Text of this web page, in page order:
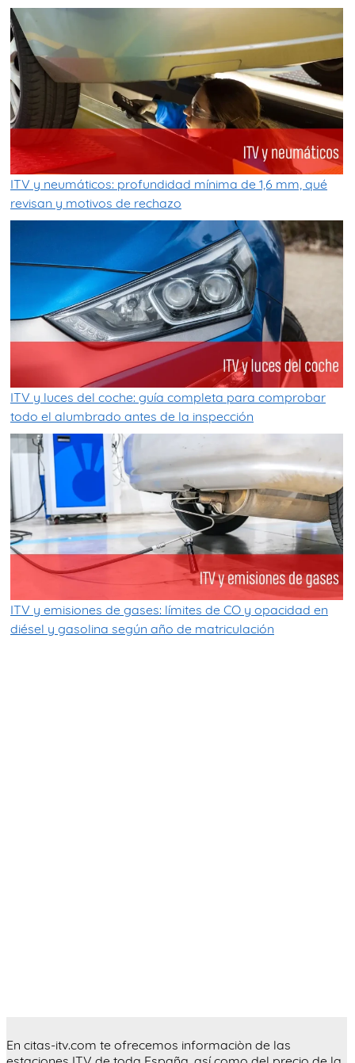
ITV y neumáticos: profundidad mínima de 1,6 mm, qué
revisan y motivos de rechazo
ITV y luces del coche: guía completa para comprobar
todo el alumbrado antes de la inspección
ITV y emisiones de gases: límites de CO y opacidad en
diésel y gasolina según año de matriculación
En citas-itv.com te ofrecemos informaciòn de las